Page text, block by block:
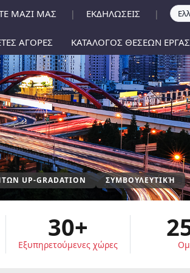
ΜΑΖΙ ΜΑΣ | ΕΚΔΗΛΩΣΕΙΣ |
ΑΓΟΡΕΣ ΚΑΤΑΛΟΓΟΣ ΘΕΣΕΩΝ
UP-GRADATION ΣΥΜΒΟΥΛΕΥΤΙΚΉ
30+
Εξυπηρετούμενες χώρες